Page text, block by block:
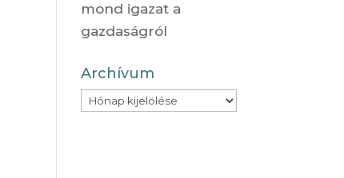
mond igazat a
gazdaságról
Archívum
Archívum